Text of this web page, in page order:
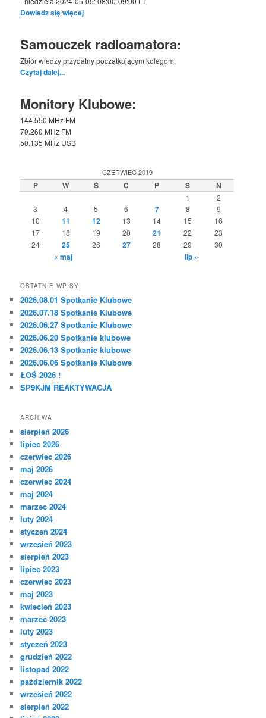
Dowiedz się więcej
Samouczek radioamatora:
Zbiór wiedzy przydatny początkującym kolegom.
Czytaj dalej...
Monitory Klubowe:
144.550 MHz FM
70.260 MHz FM
50.135 MHz USB
CZERWIEC 2019
P W Ś C P S N
1
2
3
4 5 6 7 8
9
10
11 12 13 14 15
16
17
18 19 20 21 22
23
24
25 26 27 28 29 30
« maj lip »
OSTATNIE WPISY
2026.08.01 Spotkanie Klubowe
2026.07.18 Spotkanie Klubowe
2026.06.27 Spotkanie Klubowe
2026.06.20 Spotkanie klubowe
2026.06.13 Spotkanie klubowe
2026.06.06 Spotkanie Klubowe
ŁOŚ 2026 !
SP9KJM REAKTYWACJA
ARCHIWA
sierpień 2026
lipiec 2026
czerwiec 2026
maj 2026
czerwiec 2024
maj 2024
marzec 2024
luty 2024
styczeń 2024
wrzesień 2023
sierpień 2023
lipiec 2023
czerwiec 2023
maj 2023
kwiecień 2023
marzec 2023
luty 2023
styczeń 2023
grudzień 2022
listopad 2022
październik 2022
wrzesień 2022
sierpień 2022